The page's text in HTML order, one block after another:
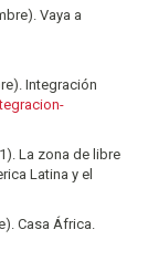
Vaya a
Integración
La zona de libre
Latina y el
Casa África.